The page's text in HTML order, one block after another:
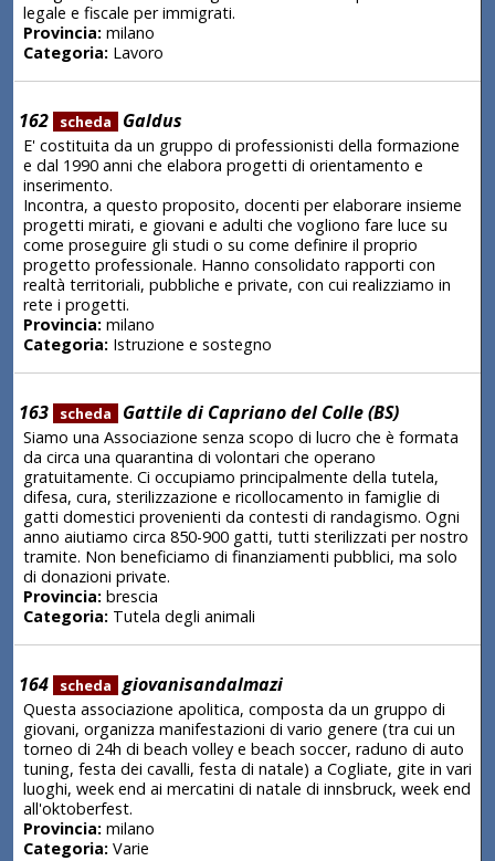
legale e fiscale per immigrati.
Provincia:milano
Categoria:Lavoro
162 scheda Galdus
E' costituita da un gruppo di professionisti della formazione
e dal 1990 anni che elabora progetti di orientamento e
inserimento.
Incontra, a questo proposito, docenti per elaborare insieme
progetti mirati, e giovani e adulti che vogliono fare luce su
come proseguire gli studi o su come definire il proprio
progetto professionale. Hanno consolidato rapporti con
realtà territoriali, pubbliche e private, con cui realizziamo in
rete i progetti.
Provincia:milano
Categoria:Istruzione e sostegno
163 scheda Gattile di Capriano del Colle (BS)
Siamo una Associazione senza scopo di lucro che è formata
da circa una quarantina di volontari che operano
gratuitamente. Ci occupiamo principalmente della tutela,
difesa, cura, sterilizzazione e ricollocamento in famiglie di
gatti domestici provenienti da contesti di randagismo. Ogni
anno aiutiamo circa 850-900 gatti, tutti sterilizzati per nostro
tramite. Non beneficiamo di finanziamenti pubblici, ma solo
di donazioni private.
Provincia:brescia
Categoria:Tutela degli animali
164 scheda giovanisandalmazi
Questa associazione apolitica, composta da un gruppo di
giovani, organizza manifestazioni di vario genere (tra cui un
torneo di 24h di beach volley e beach soccer, raduno di auto
tuning, festa dei cavalli, festa di natale) a Cogliate, gite in vari
luoghi, week end ai mercatini di natale di innsbruck, week end
all'oktoberfest.
Provincia:milano
Categoria:Varie